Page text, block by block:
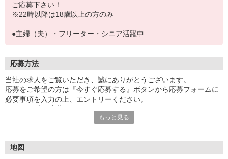
ご応募下さい！
※22時以降は18歳以上の方のみ
●主婦（夫）・フリーター・シニア活躍中
応募方法
当社の求人をご覧いただき、誠にありがとうございます。
応募をご希望の方は『今すぐ応募する』ボタンから応募フォームに
必要事項を入力の上、エントリーください。
号」など
もっと見る
地図